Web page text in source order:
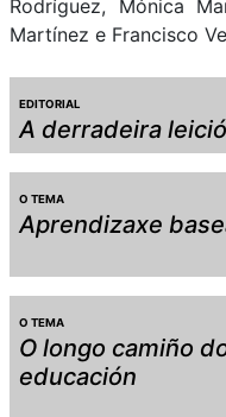
Rodríguez, Mónica
Martínez e Francisco
EDITORIAL
A derradeira
O TEMA
Aprendizaxe
O TEMA
O longo camiño
educación